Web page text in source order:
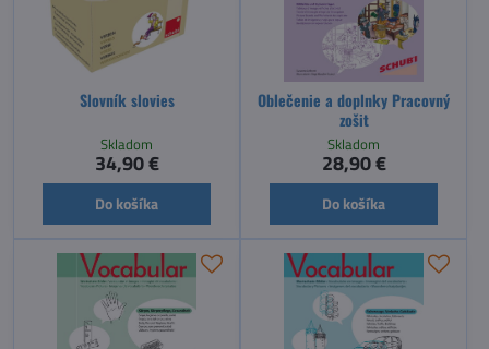
Slovník slovies
Skladom
34,90 €
Do košíka
Oblečenie a doplnky Pracovný
zošit
Skladom
28,90 €
Do košíka